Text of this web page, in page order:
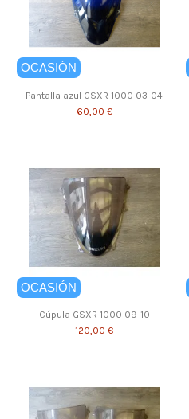
OCASIÓN
Pantalla azul GSXR 1000 03-04
60,00 €
OCASIÓN
Cúpula GSXR 1000 09-10
120,00 €